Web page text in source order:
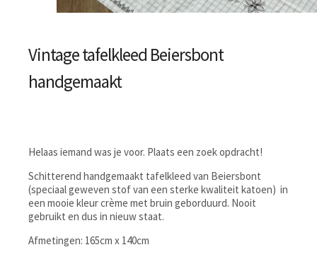
Vintage tafelkleed Beiersbont
handgemaakt
Helaas iemand was je voor. Plaats een zoek opdracht!
Schitterend handgemaakt tafelkleed van Beiersbont
(speciaal geweven stof van een sterke kwaliteit katoen) in
een mooie kleur crème met bruin geborduurd. Nooit
gebruikt en dus in nieuw staat.
Afmetingen: 165cm x 140cm